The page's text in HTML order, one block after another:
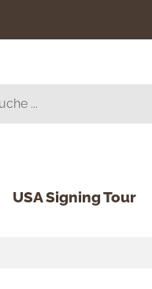
USA Signing Tour